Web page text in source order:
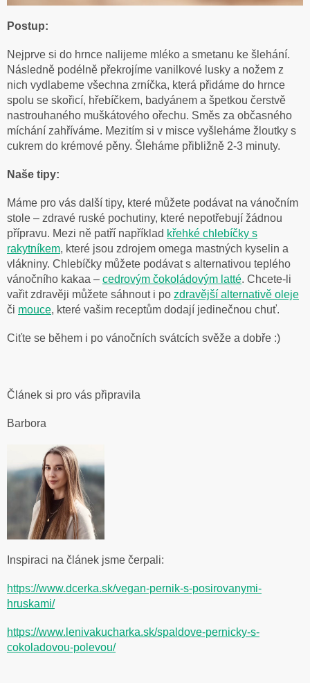
Postup:
Nejprve si do hrnce nalijeme mléko a smetanu ke šlehání.
Následně podélně překrojíme vanilkové lusky a nožem z
nich vydlabeme všechna zrníčka, která přidáme do hrnce
spolu se skořicí, hřebíčkem, badyánem a špetkou čerstvě
nastrouhaného muškátového ořechu. Směs za občasného
míchání zahříváme. Mezitím si v misce vyšleháme žloutky s
cukrem do krémové pěny. Šleháme přibližně 2-3 minuty.
Naše tipy:
Máme pro vás další tipy, které můžete podávat na vánočním
stole – zdravé ruské pochutiny, které nepotřebují žádnou
přípravu. Mezi ně patří například křehké chlebíčky s
rakytníkem, které jsou zdrojem omega mastných kyselin a
vlákniny. Chlebíčky můžete podávat s alternativou teplého
vánočního kakaa – cedrovým čokoládovým latté. Chcete-li
vařit zdravěji můžete sáhnout i po zdravější alternativě oleje
či mouce, které vašim receptům dodají jedinečnou chuť.
Ciťte se během i po vánočních svátcích svěže a dobře :)
Článek si pro vás připravila
Barbora
Inspiraci na článek jsme čerpali:
https://www.dcerka.sk/vegan-pernik-s-posirovanymi-
hruskami/
https://www.lenivakucharka.sk/spaldove-pernicky-s-
cokoladovou-polevou/